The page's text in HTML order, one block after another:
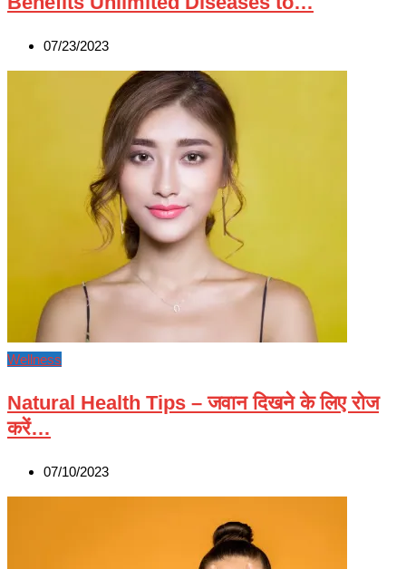
07/23/2023
Wellness
Natural Health Tips – जवान दिखने के लिए रोज
करें…
07/10/2023